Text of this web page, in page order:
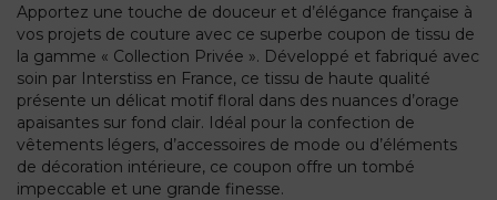
Apportez une touche de douceur et d’élégance française à
vos projets de couture avec ce superbe coupon de tissu de
la gamme « Collection Privée ». Développé et fabriqué avec
soin par Interstiss en France, ce tissu de haute qualité
présente un délicat motif floral dans des nuances d’orage
apaisantes sur fond clair. Idéal pour la confection de
vêtements légers, d’accessoires de mode ou d’éléments
de décoration intérieure, ce coupon offre un tombé
impeccable et une grande finesse.